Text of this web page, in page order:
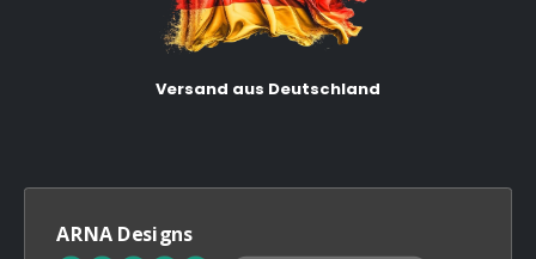
Versand aus Deutschland
ARNA Designs